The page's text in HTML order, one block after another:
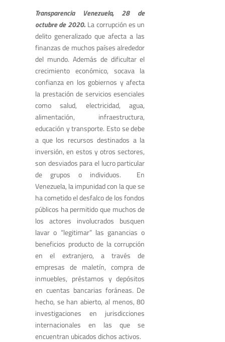
Transparencia Venezuela, 28 de
octubre de 2020. La corrupción es un
delito generalizado que afecta a las
finanzas de muchos países alrededor
del mundo. Además de dificultar el
crecimiento económico, socava la
confianza en los gobiernos y afecta
la prestación de servicios esenciales
como salud, electricidad, agua,
alimentación, infraestructura,
educación y transporte. Esto se debe
a que los recursos destinados a la
inversión, en estos y otros sectores,
son desviados para el lucro particular
de grupos o individuos. En
Venezuela, la impunidad con la que se
ha cometido el desfalco de los fondos
públicos ha permitido que muchos de
los actores involucrados busquen
lavar o “legitimar” las ganancias o
beneficios producto de la corrupción
en el extranjero, a través de
empresas de maletín, compra de
inmuebles, préstamos y depósitos
en cuentas bancarias foráneas. De
hecho, se han abierto, al menos, 80
investigaciones en jurisdicciones
internacionales en las que se
encuentran ubicados dichos activos.